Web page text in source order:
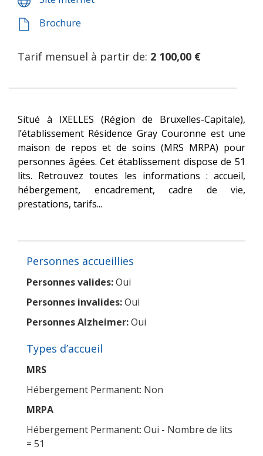
Brochure
Tarif mensuel à partir de: 2 100,00 €
Situé à IXELLES (Région de Bruxelles-Capitale),
l’établissement Résidence Gray Couronne est une
maison de repos et de soins (MRS MRPA) pour
personnes âgées. Cet établissement dispose de 51
lits. Retrouvez toutes les informations : accueil,
hébergement, encadrement, cadre de vie,
prestations, tarifs...
Personnes accueillies
Personnes valides:Oui
Personnes invalides:Oui
Personnes Alzheimer:Oui
Types d’accueil
MRS
Hébergement Permanent: Non
MRPA
Hébergement Permanent: Oui - Nombre de lits
= 51